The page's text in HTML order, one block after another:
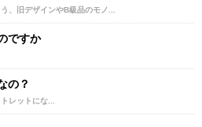
、旧デザインやB級品のモノ...
ですか
の？
レットにな...